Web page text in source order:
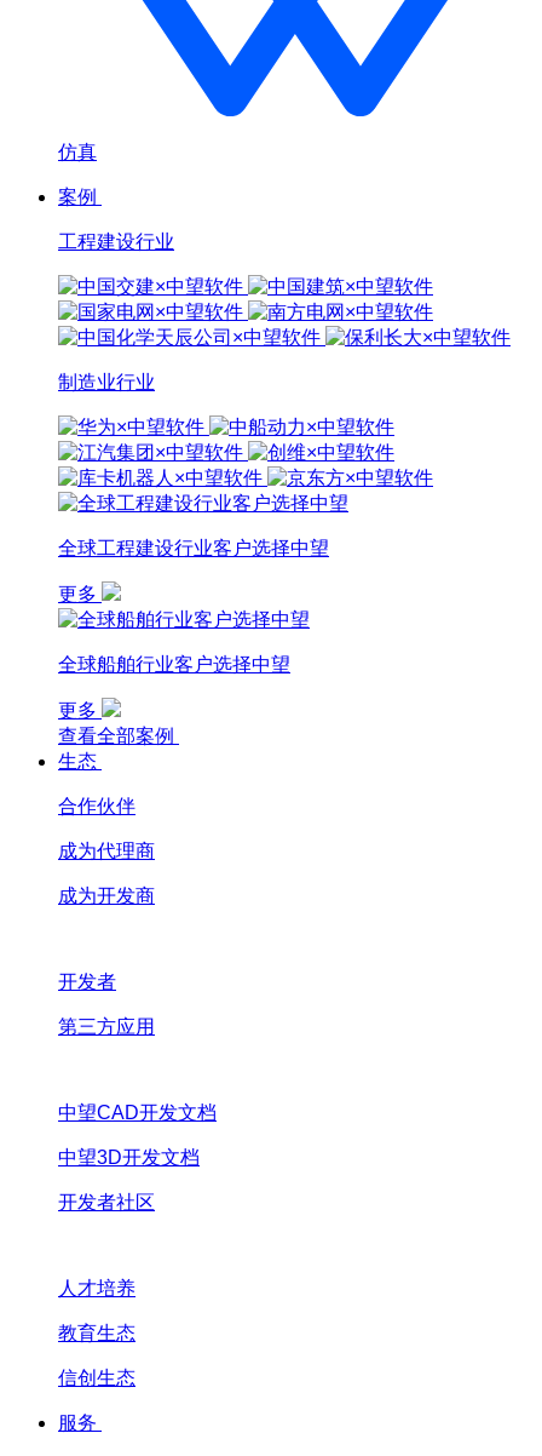
仿真
案例
工程建设行业
制造业行业
全球工程建设行业客户选择中望
更多
全球船舶行业客户选择中望
更多
查看全部案例
生态
合作伙伴
成为代理商
成为开发商
开发者
第三方应用
中望CAD开发文档
中望3D开发文档
开发者社区
人才培养
教育生态
信创生态
服务